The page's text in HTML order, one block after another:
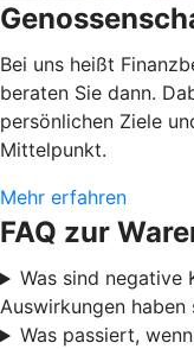
Bei uns heißt
beraten Sie dann.
persönlichen Ziele
Mittelpunkt.
Mehr erfahren
FAQ zur
Was sind negative
Auswirkungen
Was passiert,